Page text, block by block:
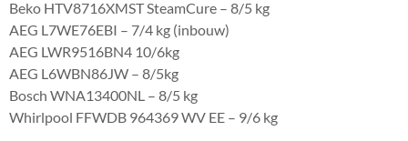
Beko HTV8716XMST SteamCure – 8/5 kg
AEG L7WE76EBI – 7/4 kg (inbouw)
AEG LWR9516BN4 10/6kg
AEG L6WBN86JW – 8/5kg
Bosch WNA13400NL – 8/5 kg
Whirlpool FFWDB 964369 WV EE – 9/6 kg